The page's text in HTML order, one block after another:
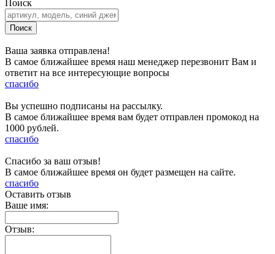
Поиск
Ваша заявка отправлена!
В самое ближайшее время наш менеджер перезвонит Вам и
ответит на все интересующие вопросы
спасибо
Вы успешно подписаны на рассылку.
В самое ближайшее время вам будет отправлен промокод на
1000 рублей.
спасибо
Спасибо за ваш отзыв!
В самое ближайшее время он будет размещен на сайте.
спасибо
Оставить отзыв
Ваше имя:
Отзыв: